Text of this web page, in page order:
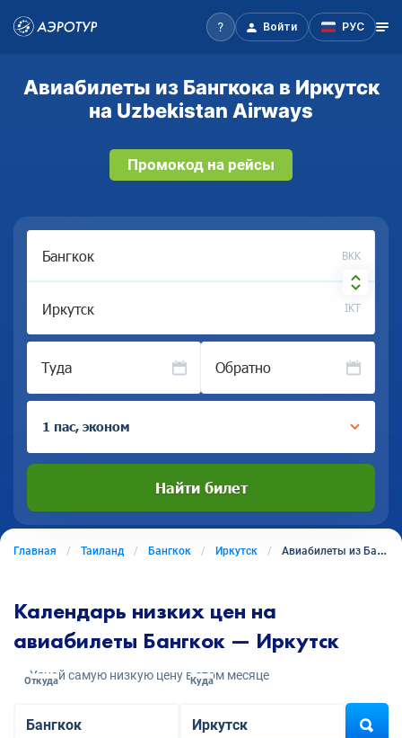
Войти РУС
Авиабилеты из Бангкока в Иркутск
на Uzbekistan Airways
Промокод на рейсы
BKK
IKT
Туда Обратно
1 пас, эконом
Найти билет
Главная Таиланд Бангкок Иркутск Авиабилеты из Бангкока в Иркутск
Календарь низких цен на
авиабилеты Бангкок — Иркутск
Узнай самую низкую цену в этом месяце
Откуда Куда